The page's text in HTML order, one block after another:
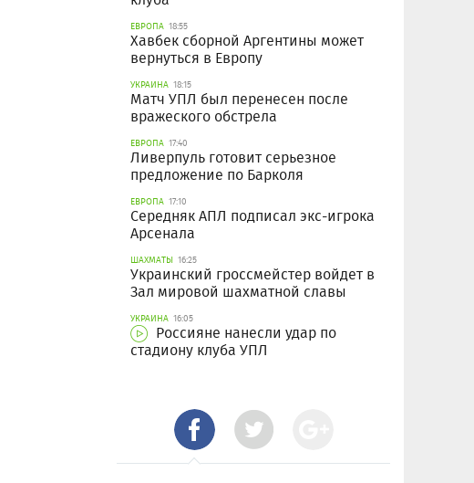
ЕВРОПА 18:55
Хавбек сборной Аргентины может
вернуться в Европу
УКРАИНА 18:15
Матч УПЛ был перенесен после
вражеского обстрела
ЕВРОПА 17:40
Ливерпуль готовит серьезное
предложение по Барколя
ЕВРОПА 17:10
Середняк АПЛ подписал экс-игрока
Арсенала
ШАХМАТЫ 16:25
Украинский гроссмейстер войдет в
Зал мировой шахматной славы
УКРАИНА 16:05
Россияне нанесли удар по
стадиону клуба УПЛ